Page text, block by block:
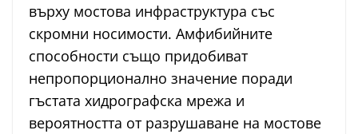
върху мостова инфраструктура със
скромни носимости. Амфибийните
способности също придобиват
непропорционално значение поради
гъстата хидрографска мрежа и
вероятността от разрушаване на мостове